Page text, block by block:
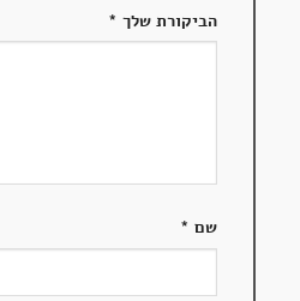
הביקורת שלך *
שם *